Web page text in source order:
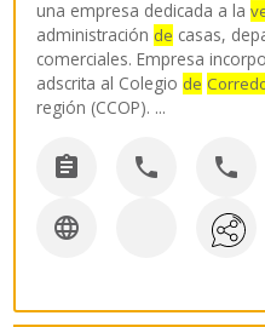
una empresa dedicada a la
administración de casas,
comerciales. Empresa
adscrita al Colegio de
región (CCOP). ...
  
